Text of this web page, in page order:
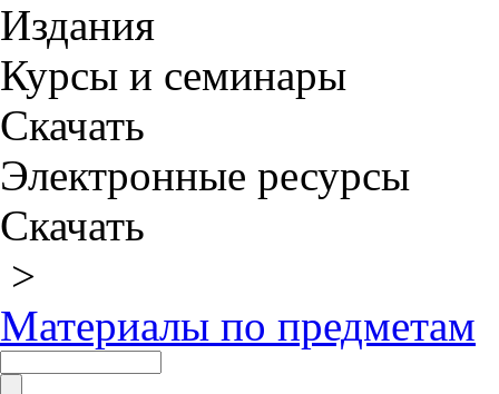
Издания
Курсы и семинары
Скачать
Электронные ресурсы
Скачать
>
Материалы по предметам